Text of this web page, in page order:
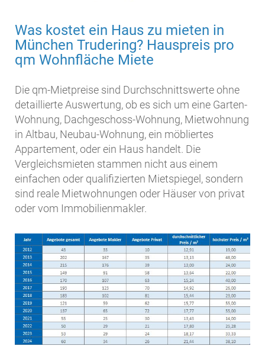
Was kostet ein Haus zu mieten in
München Trudering? Hauspreis pro
qm Wohnfläche Miete
Die qm-Mietpreise sind Durchschnittswerte ohne
detaillierte Auswertung, ob es sich um eine Garten-
Wohnung, Dachgeschoss-Wohnung, Mietwohnung
in Altbau, Neubau-Wohnung, ein möbliertes
Appartement, oder ein Haus handelt. Die
Vergleichsmieten stammen nicht aus einem
einfachen oder qualifizierten Mietspiegel, sondern
sind reale Mietwohnungen oder Häuser von privat
oder vom Immobilienmakler.